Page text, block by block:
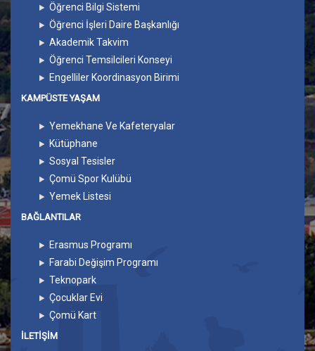
Öğrenci Bilgi Sistemi
Öğrenci İşleri Daire Başkanlığı
Akademik Takvim
Öğrenci Temsilcileri Konseyi
Engelliler Koordinasyon Birimi
KAMPÜSTE YAŞAM
Yemekhane Ve Kafeteryalar
Kütüphane
Sosyal Tesisler
Çomü Spor Kulübü
Yemek Listesi
BAĞLANTILAR
Erasmus Programı
Farabi Değişim Programı
Teknopark
Çocuklar Evi
Çomü Kart
İLETIŞIM